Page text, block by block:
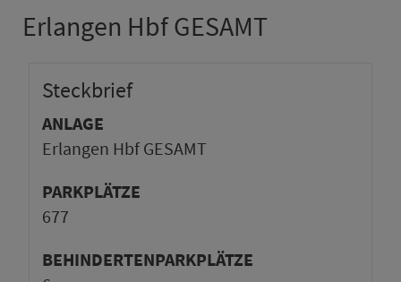
Erlangen Hbf GESAMT
Steck­brief
ANLAGE
Erlangen Hbf GESAMT
PARKPLÄTZE
677
BEHINDERTENPARKPLÄTZE